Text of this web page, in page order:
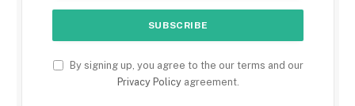
By signing up, you agree to the our terms and our
Privacy Policyagreement.